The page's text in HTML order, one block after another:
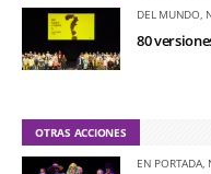
DEL MUNDO,
80
OTRAS ACCIONES
EN PORTADA,